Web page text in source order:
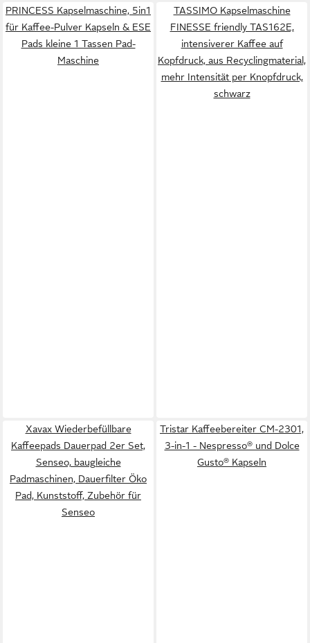
PRINCESS Kapselmaschine, 5in1
für Kaffee-Pulver Kapseln & ESE
Pads kleine 1 Tassen Pad-
Maschine
TASSIMO Kapselmaschine
FINESSE friendly TAS162E,
intensiverer Kaffee auf
Kopfdruck, aus Recyclingmaterial,
mehr Intensität per Knopfdruck,
schwarz
Xavax Wiederbefüllbare
Kaffeepads Dauerpad 2er Set,
Senseo, baugleiche
Padmaschinen, Dauerfilter Öko
Pad, Kunststoff, Zubehör für
Senseo
Tristar Kaffeebereiter CM-2301,
3-in-1 - Nespresso® und Dolce
Gusto® Kapseln